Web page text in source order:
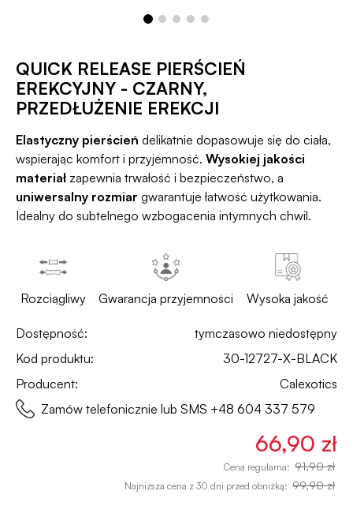
QUICK RELEASE PIERŚCIEŃ
EREKCYJNY - CZARNY,
PRZEDŁUŻENIE EREKCJI
Elastyczny pierścień delikatnie dopasowuje się do ciała,
wspierając komfort i przyjemność. Wysokiej jakości
materiał zapewnia trwałość i bezpieczeństwo, a
uniwersalny rozmiar gwarantuje łatwość użytkowania.
Idealny do subtelnego wzbogacenia intymnych chwil.
Rozciągliwy Gwarancja przyjemności Wysoka jakość
Dostępność:
tymczasowo niedostępny
Kod produktu:
30-12727-X-BLACK
Producent:
Calexotics
Zamów telefonicznie lub SMS +48 604 337 579
66,90 zł
Cena regularna: 91,90 zł
Najniższa cena z 30 dni przed obniżką: 99,90 zł